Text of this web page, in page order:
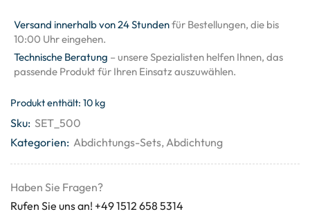
Versand innerhalb von 24 Stundenfür Bestellungen, die bis
10:00 Uhr eingehen.
Technische Beratung – unsere Spezialisten helfen Ihnen, das
passende Produkt für Ihren Einsatz auszuwählen.
Produkt enthält: 10 kg
Sku: SET_500
Kategorien: Abdichtungs-Sets,Abdichtung
Haben Sie Fragen?
Rufen Sie uns an! +49 1512 658 5314